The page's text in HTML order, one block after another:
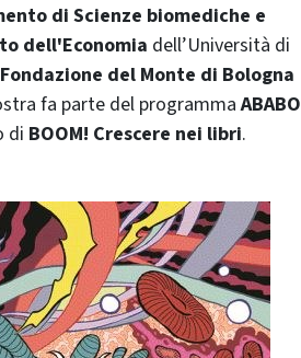
di Scienze biomediche e
dell'Economia dell’Università di
Fondazione del Monte di Bologna
fa parte del programmaABABO
di BOOM! Crescere nei libri.